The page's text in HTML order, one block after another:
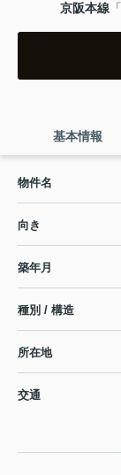
京阪本線 「
基本情報
物件名
向き
築年月
種別 / 構造
所在地
交通